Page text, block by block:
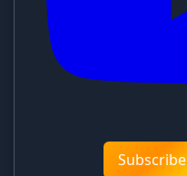
Subscribe